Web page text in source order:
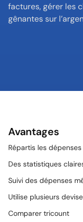
factures, gérer les
gênantes sur
Avantages
Répartis les
Des statistiques
Suivi des dépenses
Utilise plusieurs
Comparer tricount